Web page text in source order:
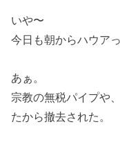
いや〜
今日も朝からハウア
あぁ。
宗教の無税パイプや
たから撤去された。